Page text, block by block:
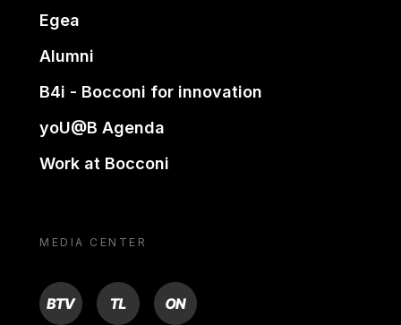
Egea
Alumni
B4i - Bocconi for innovation
yoU@B Agenda
Work at Bocconi
MEDIA CENTER
BTV TL ON